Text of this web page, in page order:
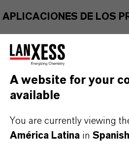
APLICACIONES DE LOS
SINÓNIMOS DEL
A website for your
available
You are currently viewing
América Latina in Spanish